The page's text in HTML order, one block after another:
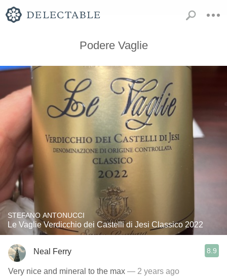
Podere Vaglie
STEFANO ANTONUCCI
Le Vaglie Verdicchio dei Castelli di Jesi Classico 2022
Neal Ferry 8.9
Very nice and mineral to the max — 2 years ago